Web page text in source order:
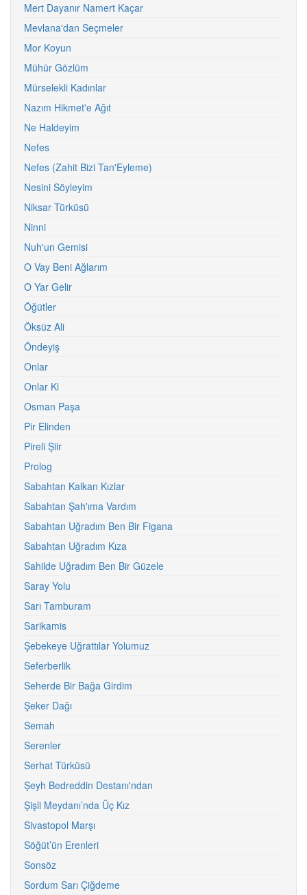
Mert Dayanır Namert Kaçar
Mevlana'dan Seçmeler
Mor Koyun
Mühür Gözlüm
Mürselekli Kadınlar
Nazım Hikmet'e Ağıt
Ne Haldeyim
Nefes
Nefes (Zahit Bizi Tan'Eyleme)
Nesini Söyleyim
Niksar Türküsü
Ninni
Nuh'un Gemisi
O Vay Beni Ağlarım
O Yar Gelir
Öğütler
Öksüz Ali
Öndeyiş
Onlar
Onlar Ki
Osman Paşa
Pir Elinden
Pireli Şiir
Prolog
Sabahtan Kalkan Kızlar
Sabahtan Şah'ıma Vardım
Sabahtan Uğradım Ben Bir Figana
Sabahtan Uğradım Kıza
Sahilde Uğradım Ben Bir Güzele
Saray Yolu
Sarı Tamburam
Sarikamis
Şebekeye Uğrattılar Yolumuz
Seferberlik
Seherde Bir Bağa Girdim
Şeker Dağı
Semah
Serenler
Serhat Türküsü
Şeyh Bedreddin Destanı'ndan
Şişli Meydanı’nda Üç Kız
Sivastopol Marşı
Söğüt’ün Erenleri
Sonsöz
Sordum Sarı Çiğdeme